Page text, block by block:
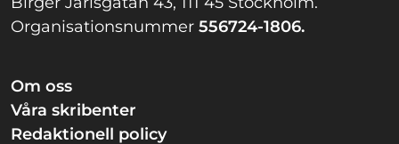
Organisationsnummer 556724-1806.
Om oss
Våra skribenter
Redaktionell policy